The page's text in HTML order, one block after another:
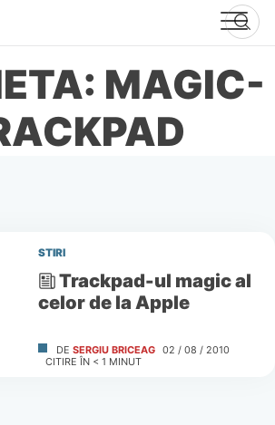
MAGIC-
STIRI
Trackpad-ul magic al
celor de la Apple
DE SERGIU BRICEAG 02 / 08 / 2010
CITIRE ÎN < 1 MINUT